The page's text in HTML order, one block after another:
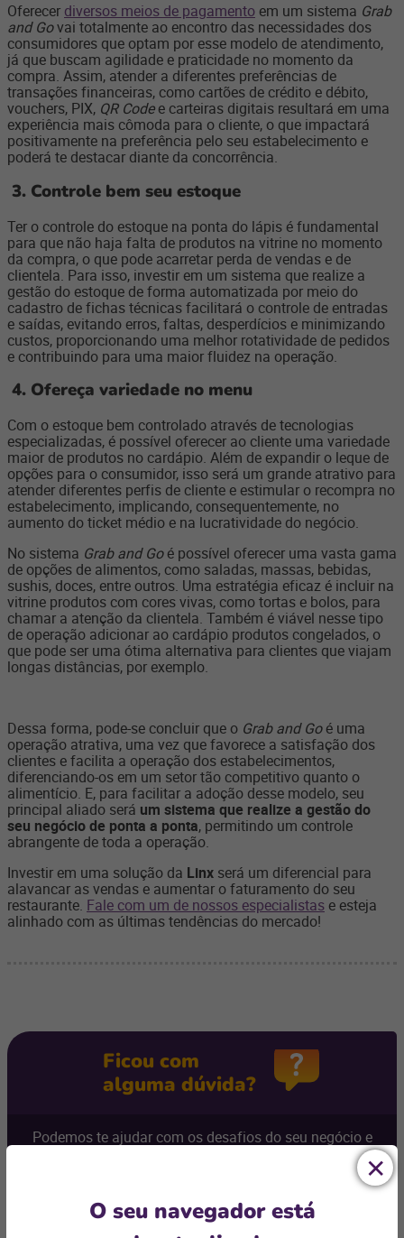
Oferecer diversos meios de pagamento em um sistema Grab
and Govai totalmente ao encontro das necessidades dos
consumidores que optam por esse modelo de atendimento,
já que buscam agilidade e praticidade no momento da
compra. Assim, atender a diferentes preferências de
transações financeiras, como cartões de crédito e débito,
vouchers, PIX, QR Codee carteiras digitais resultará em uma
experiência mais cômoda para o cliente, o que impactará
positivamente na preferência pelo seu estabelecimento e
poderá te destacar diante da concorrência.
3. Controle bem seu estoque
Ter o controle do estoque na ponta do lápis é fundamental
para que não haja falta de produtos na vitrine no momento
da compra, o que pode acarretar perda de vendas e de
clientela. Para isso, investir em um sistema que realize a
gestão do estoque de forma automatizada por meio do
cadastro de fichas técnicas facilitará o controle de entradas
e saídas, evitando erros, faltas, desperdícios e minimizando
custos, proporcionando uma melhor rotatividade de pedidos
e contribuindo para uma maior fluidez na operação.
4. Ofereça variedade no menu
Com o estoque bem controlado através de tecnologias
especializadas, é possível oferecer ao cliente uma variedade
maior de produtos no cardápio. Além de expandir o leque de
opções para o consumidor, isso será um grande atrativo para
atender diferentes perfis de cliente e estimular o recompra no
estabelecimento, implicando, consequentemente, no
aumento do ticket médio e na lucratividade do negócio.
No sistema Grab and Goé possível oferecer uma vasta gama
de opções de alimentos, como saladas, massas, bebidas,
sushis, doces, entre outros. Uma estratégia eficaz é incluir na
vitrine produtos com cores vivas, como tortas e bolos, para
chamar a atenção da clientela. Também é viável nesse tipo
de operação adicionar ao cardápio produtos congelados, o
que pode ser uma ótima alternativa para clientes que viajam
longas distâncias, por exemplo.
Dessa forma, pode-se concluir que o Grab and Goé uma
operação atrativa, uma vez que favorece a satisfação dos
clientes e facilita a operação dos estabelecimentos,
diferenciando-os em um setor tão competitivo quanto o
alimentício. E, para facilitar a adoção desse modelo, seu
principal aliado será um sistema que realize a gestão do
seu negócio de ponta a ponta, permitindo um controle
abrangente de toda a operação.
Investir em uma solução da Linx será um diferencial para
alavancar as vendas e aumentar o faturamento do seu
restaurante. Fale com um de nossos especialistas e esteja
alinhado com as últimas tendências do mercado!
Ficou com
alguma dúvida?
Podemos te ajudar com os desafios do seu negócio e
O seu navegador está